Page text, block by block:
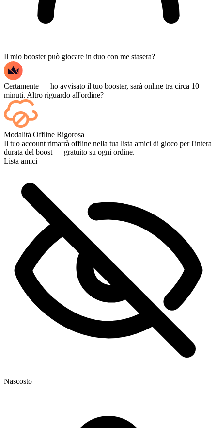
Il mio booster può giocare in duo con me stasera?
Certamente — ho avvisato il tuo booster, sarà online tra circa 10
minuti. Altro riguardo all'ordine?
Perfetto! Posso seguire i progressi in tempo reale?
Sì, ogni partita appare sulla tua dashboard non appena termina e, se
vuoi guardare le partite stesse, aggiungi lo Streaming al momento
del pagamento.
Fantastico, siete i migliori 🧡
Modalità Offline Rigorosa
Il tuo account rimarrà offline nella tua lista amici di gioco per l'intera
durata del boost — gratuito su ogni ordine.
Lista amici
Nascosto